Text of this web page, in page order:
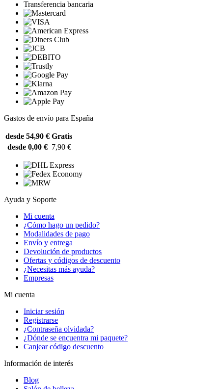
Transferencia bancaria
Gastos de envío para España
desde 54,90 € Gratis
desde 0,00 € 7,90 €
Ayuda y Soporte
Mi cuenta
¿Cómo hago un pedido?
Modalidades de pago
Envío y entrega
Devolución de productos
Ofertas y códigos de descuento
¿Necesitas más ayuda?
Empresas
Mi cuenta
Iniciar sesión
Registrarse
¿Contraseña olvidada?
¿Dónde se encuentra mi paquete?
Canjear código descuento
Información de interés
Blog